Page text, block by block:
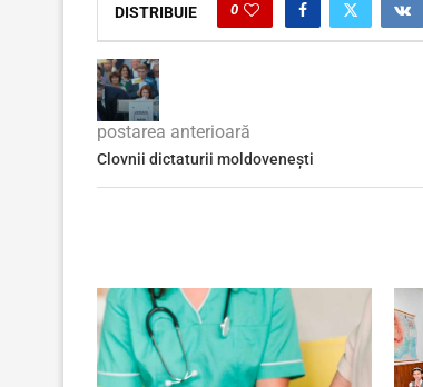
DISTRIBUIE 0
postarea anterioară
Clovnii dictaturii moldovenești